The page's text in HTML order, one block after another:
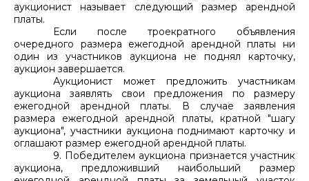
аукционист называет следующий размер арендной
платы.
Если после троекратного объявления
очередного размера ежегодной арендной платы ни
один из участников аукциона не поднял карточку,
аукцион завершается.
Аукционист может предложить участникам
аукциона заявлять свои предложения по размеру
ежегодной арендной платы. В случае заявления
размера ежегодной арендной платы, кратной "шагу
аукциона", участники аукциона поднимают карточку и
оглашают размер ежегодной арендной платы.
9. Победителем аукциона признается участник
аукциона, предложивший наибольший размер